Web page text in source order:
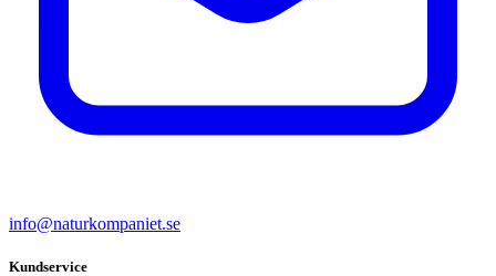
info@naturkompaniet.se
Kundservice